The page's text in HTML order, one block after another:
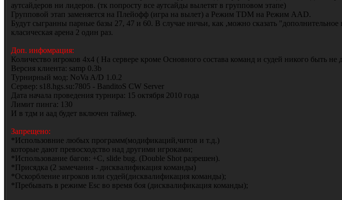
аутсайдеров ни лидеров. (тк попросту все аутсайды вылетят в групповом этапе)
Групповой этап заменяется на Плейофф (игра на вылет) а Режим TDM на Режим AAD.
Будут сыгранны парные базы 27, 47 и 60. В случае ничьи, как ,можно сказать "дополнительное
класическая арена 2 один раз.
Доп. инфомрация:
Количество игроков 4х4 ( На сервере кроме Основного состава команд и судей никого быть не
Версия клиента: samp 0.3b
Турнирный мод: NoVa A/D 1.0.2
Cервер: s18.hgs.su:7805 - BanditoS CW Server
Дата начала проведения турнира: 15 октября 2010 года
Лимит пинга: 130
И в тдм и аад будет включен таймер.
Запрещено:
*Использовние любых программ(модификаций,читов и т.д.)
которые дают превосходство над другими игроками;
*Использование багов: +C, slide bug. (Double Shot разрешен).
*Присядка (2 замечания - дисквалификация команды)
*Оскорбление игроков или судей(дисквалификация команды);
*Пребывать в режиме Esc во время боя (дисквалификация команды);